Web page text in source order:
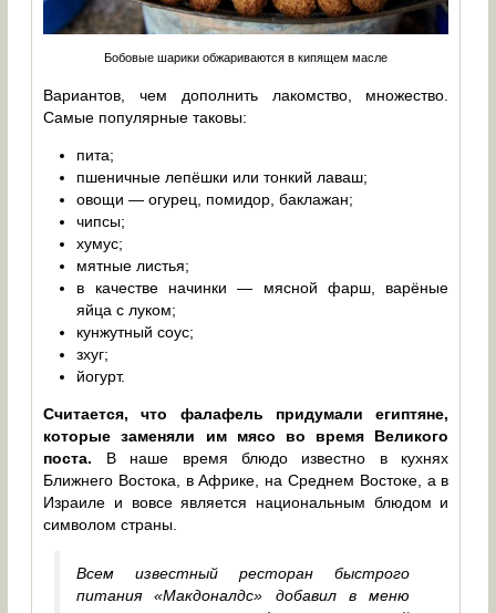
Бобовые шарики обжариваются в кипящем масле
Вариантов, чем дополнить лакомство, множество.
Самые популярные таковы:
пита;
пшеничные лепёшки или тонкий лаваш;
овощи — огурец, помидор, баклажан;
чипсы;
хумус;
мятные листья;
в качестве начинки — мясной фарш, варёные
яйца с луком;
кунжутный соус;
зхуг;
йогурт.
Считается, что фалафель придумали египтяне,
которые заменяли им мясо во время Великого
поста. В наше время блюдо известно в кухнях
Ближнего Востока, в Африке, на Среднем Востоке, а в
Израиле и вовсе является национальным блюдом и
символом страны.
Всем известный ресторан быстрого
питания «Макдоналдс» добавил в меню